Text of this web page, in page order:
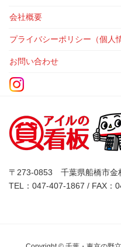
会社概要
プライバシーポリシー（個人
お問い合わせ
〒273-0853 千葉県船橋市金
TEL：047-407-1867 / FAX：